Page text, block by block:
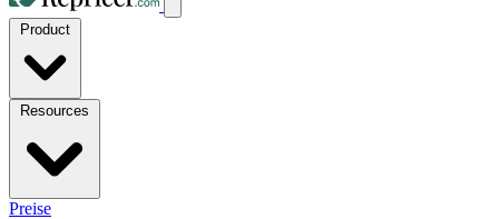
Preise